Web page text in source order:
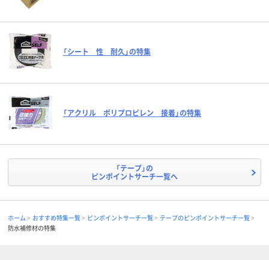
「シート 性 耐久」の特集
「アクリル ポリプロピレン 接着」の特集
「テープ」の
ピンポイントサーチ一覧へ
ホーム おすすめ特集一覧 ピンポイントサーチ一覧
テープのピンポイントサーチ一覧
防水補修材の特集